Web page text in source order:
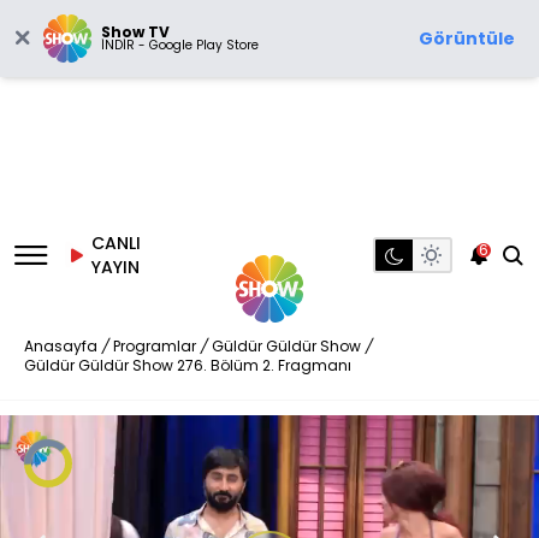
Show TV
İNDİR - Google Play Store Görüntüle
CANLI
YAYIN
6
Anasayfa / Programlar / Güldür Güldür Show /
Güldür Güldür Show 276. Bölüm 2. Fragmanı
Video
Oynatıcısı